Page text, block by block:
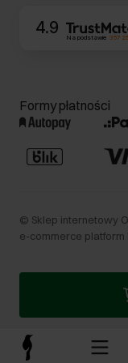
4.9
Na podstawie 357
Formy płatności
© Sklep internetowy
e-commerce platform